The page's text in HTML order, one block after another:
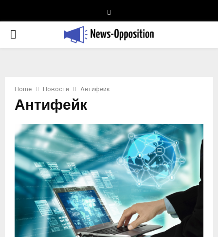
PRIMARY
Home Новости Антифейк
Антифейк